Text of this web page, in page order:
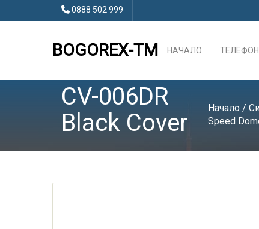
0888 502 999
BOGOREX-TM НАЧАЛО
CV-006DR
Black Cover
Начало /
Speed